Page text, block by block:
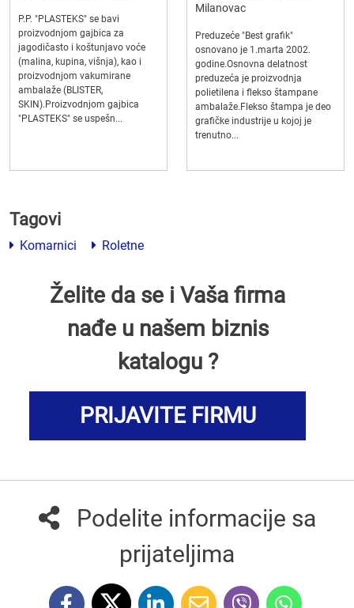
P.P. "PLASTEKS" se bavi
proizvodnjom gajbica za
jagodičasto i koštunjavo voće
(malina, kupina, višnja), kao i
proizvodnjom vakumirane
ambalaže (BLISTER,
SKIN).Proizvodnjom gajbica
"PLASTEKS" se uspešn...
Milanovac
Preduzeće "Best grafik"
osnovano je 1.marta 2002.
godine.Osnovna delatnost
preduzeća je proizvodnja
polietilena i flekso štampane
ambalaže.Flekso štampa je deo
grafičke industrije u kojoj je
trenutno...
Tagovi
Komarnici Roletne
Želite da se i Vaša firma
nađe u našem biznis
katalogu ?
PRIJAVITE FIRMU
Podelite informacije sa
prijateljima